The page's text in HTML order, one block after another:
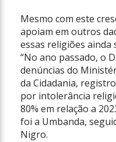
Mesmo com este
apoiam em outros
essas religiões ainda
“No ano passado, o
denúncias do
da Cidadania,
por intolerância
80% em relação a
foi a Umbanda,
Nigro.